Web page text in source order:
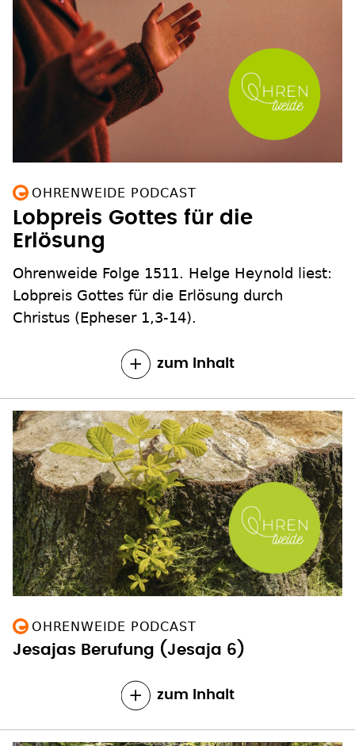
OHRENWEIDE PODCAST
Lobpreis Gottes für die
Erlösung
Ohrenweide Folge 1511. Helge Heynold liest:
Lobpreis Gottes für die Erlösung durch
Christus (Epheser 1,3-14).
zum Inhalt
OHRENWEIDE PODCAST
Jesajas Berufung (Jesaja 6)
zum Inhalt